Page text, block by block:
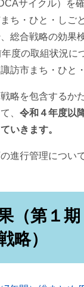
サイクル）を
ち・ひと・しご
総合戦略の効果
度の取組状況に
訪市まち・ひと
略を包含するか
、 令和４年度以
いきます。
進行管理につい
（第１
略）